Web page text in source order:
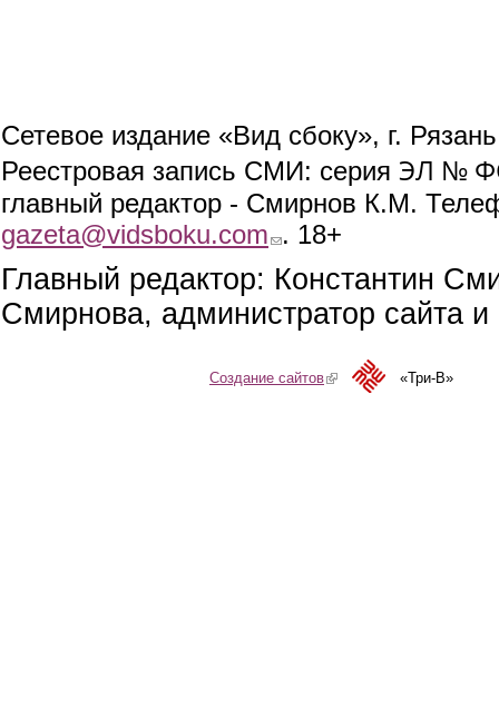
Сетевое издание «Вид сбоку», г.
Реестровая запись СМИ: серия ЭЛ №
главный редактор - Смирнов К.М.
gazeta@vidsboku.com (link sends e-mail)
. 18+
Главный редактор: Константин
Смирнова, администратор сайта
Создание сайтов(link is external)«Три-В»